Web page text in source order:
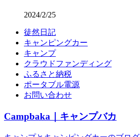
2024/2/25
徒然日記
キャンピングカー
キャンプ
クラウドファンディング
ふるさと納税
ポータブル電源
お問い合わせ
Campbaka｜キャンプバカ